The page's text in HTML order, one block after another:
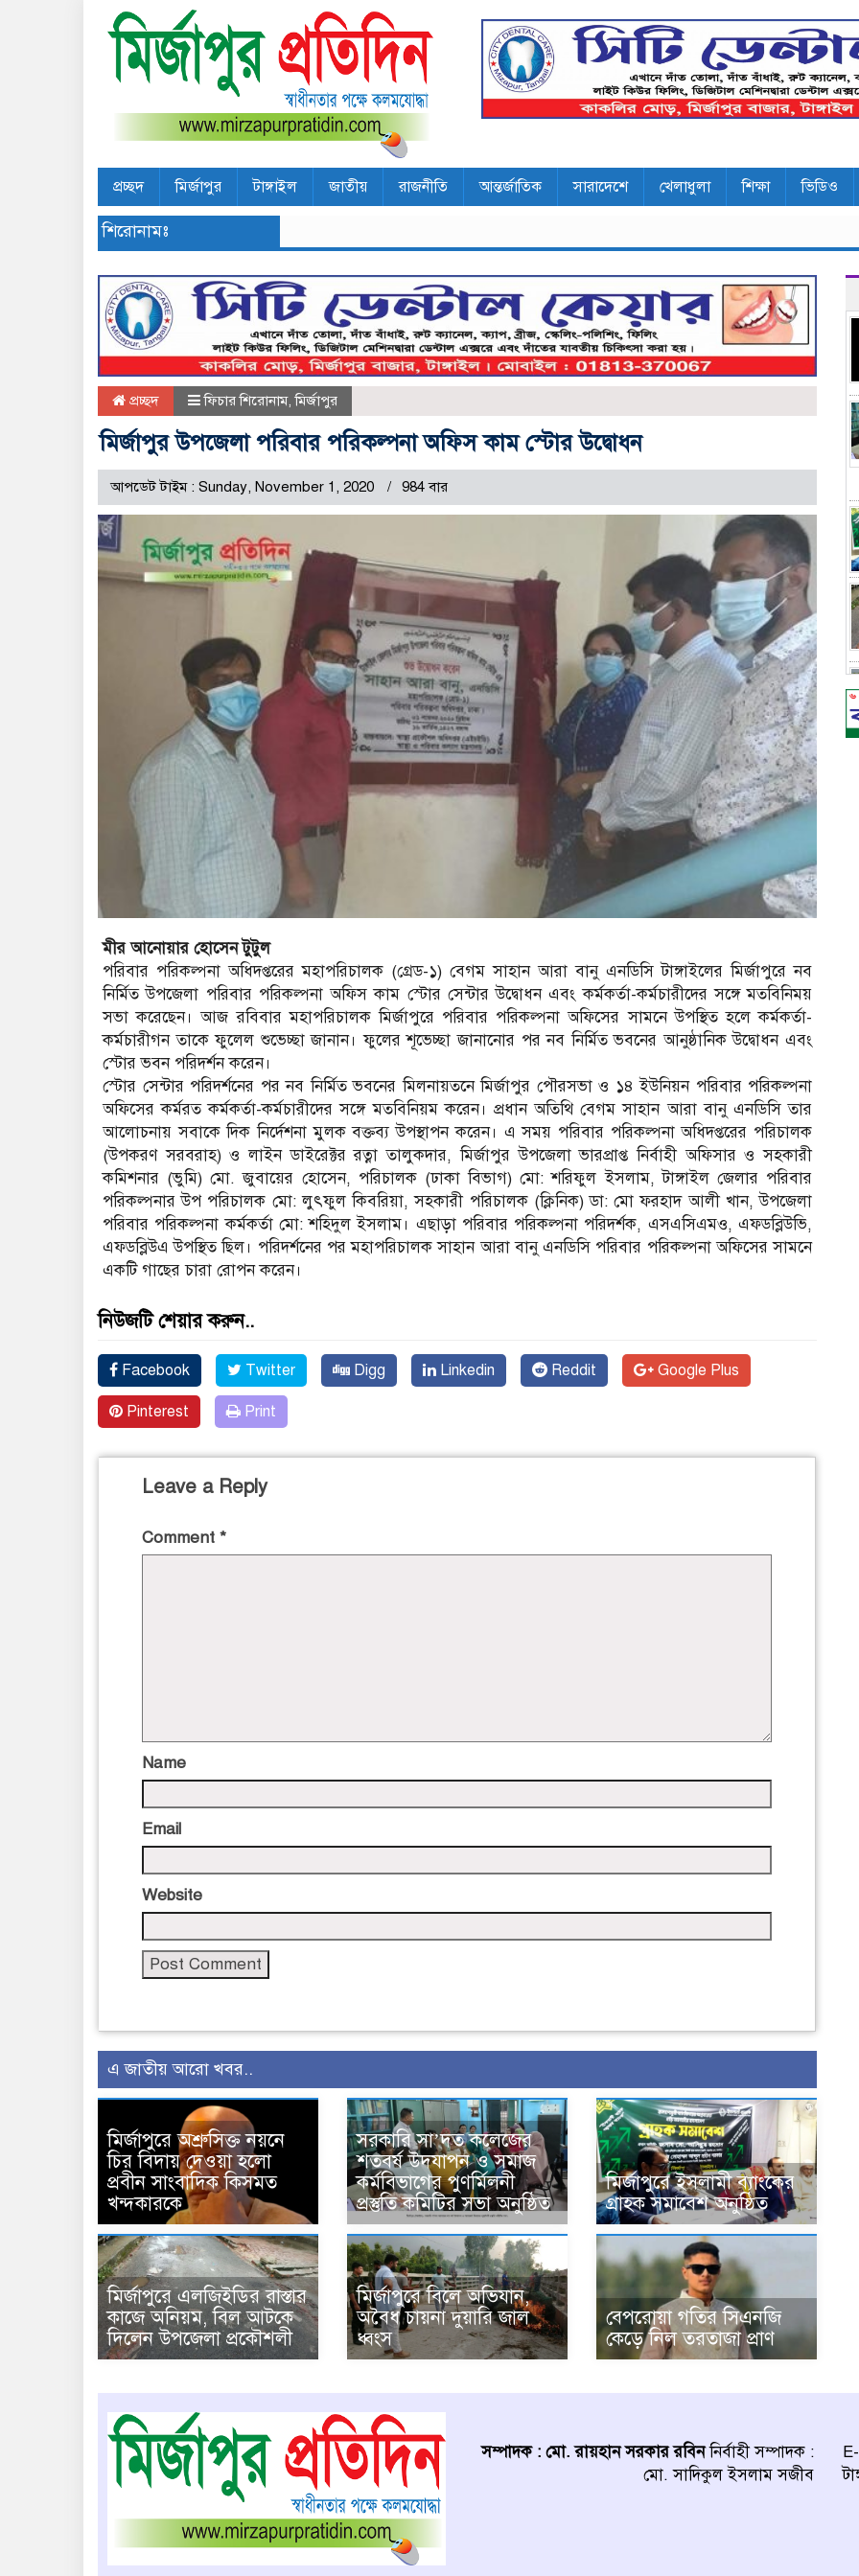
প্রচ্ছদ মির্জাপুর টাঙ্গাইল জাতীয় রাজনীতি আন্তর্জাতিক সারাদেশে খেলাধুলা শিক্ষা ভিডিও
শিরোনামঃ
প্রচ্ছদ ফিচার শিরোনাম,মির্জাপুর
মির্জাপুর উপজেলা পরিবার পরিকল্পনা অফিস কাম স্টোর উদ্বোধন
আপডেট টাইম : Sunday, November 1, 2020 984 বার
মীর আনোয়ার হোসেন টুটুল
পরিবার পরিকল্পনা অধিদপ্তরের মহাপরিচালক (গ্রেড-১) বেগম সাহান আরা বানু এনডিসি টাঙ্গাইলের মির্জাপুরে নব
নির্মিত উপজেলা পরিবার পরিকল্পনা অফিস কাম স্টোর সেন্টার উদ্বোধন এবং কর্মকর্তা-কর্মচারীদের সঙ্গে মতবিনিময়
সভা করেছেন। আজ রবিবার মহাপরিচালক মির্জাপুরে পরিবার পরিকল্পনা অফিসের সামনে উপস্থিত হলে কর্মকর্তা-
কর্মচারীগন তাকে ফুলেল শুভেচ্ছা জানান। ফুলের শূভেচ্ছা জানানোর পর নব নির্মিত ভবনের আনুষ্ঠানিক উদ্বোধন এবং
স্টোর ভবন পরিদর্শন করেন।
স্টোর সেন্টার পরিদর্শনের পর নব নির্মিত ভবনের মিলনায়তনে মির্জাপুর পৌরসভা ও ১৪ ইউনিয়ন পরিবার পরিকল্পনা
অফিসের কর্মরত কর্মকর্তা-কর্মচারীদের সঙ্গে মতবিনিয়ম করেন। প্রধান অতিথি বেগম সাহান আরা বানু এনডিসি তার
আলোচনায় সবাকে দিক নির্দেশনা মুলক বক্তব্য উপস্থাপন করেন। এ সময় পরিবার পরিকল্পনা অধিদপ্তরের পরিচালক
(উপকরণ সরবরাহ) ও লাইন ডাইরেক্টর রত্না তালুকদার, মির্জাপুর উপজেলা ভারপ্রাপ্ত নির্বাহী অফিসার ও সহকারী
কমিশনার (ভুমি) মো. জুবায়ের হোসেন, পরিচালক (ঢাকা বিভাগ) মো: শরিফুল ইসলাম, টাঙ্গাইল জেলার পরিবার
পরিকল্পনার উপ পরিচালক মো: লুৎফুল কিবরিয়া, সহকারী পরিচালক (ক্লিনিক) ডা: মো ফরহাদ আলী খান, উপজেলা
পরিবার পরিকল্পনা কর্মকর্তা মো: শহিদুল ইসলাম। এছাড়া পরিবার পরিকল্পনা পরিদর্শক, এসএসিএমও, এফডব্লিউভি,
এফডব্লিউএ উপস্থিত ছিল। পরিদর্শনের পর মহাপরিচালক সাহান আরা বানু এনডিসি পরিবার পরিকল্পনা অফিসের সামনে
একটি গাছের চারা রোপন করেন।
নিউজটি শেয়ার করুন..
Facebook Twitter Digg Linkedin Reddit Google Plus
Pinterest Print
Leave a Reply
Comment *
Name
Email
Website
এ জাতীয় আরো খবর..
মির্জাপুরে অশ্রুসিক্ত নয়নে
চির বিদায় দেওয়া হলো
প্রবীন সাংবাদিক কিসমত
খন্দকারকে
সরকারি সা’দত কলেজের
শতবর্ষ উদযাপন ও সমাজ
কর্মবিভাগের পুণর্মিলনী
প্রস্তুতি কমিটির সভা অনুষ্ঠিত
মির্জাপুরে ইসলামী ব্যাংকের
গ্রাহক সমাবেশ অনুষ্ঠিত
মির্জাপুরে এলজিইডির রাস্তার
কাজে অনিয়ম, বিল আটকে
দিলেন উপজেলা প্রকৌশলী
মির্জাপুরে বিলে অভিযান,
অবৈধ চায়না দুয়ারি জাল
ধ্বংস
বেপরোয়া গতির সিএনজি
কেড়ে নিল তরতাজা প্রাণ
সম্পাদক : মো. রায়হান সরকার রবিননির্বাহী সম্পাদক :
মো. সাদিকুল ইসলাম সজীব